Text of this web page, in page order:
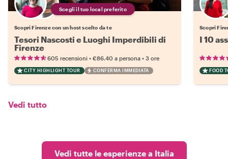
Scegli il tuo local preferito
Scopri Firenze con un host scelto da te
Tesori Nascosti e Luoghi Imperdibili di
Firenze
605 recensioni • €86.40 a persona • 3 ore
CITY HIGHLIGHT TOUR CONFERMA IMMEDIATA
Scopri
I 10
FOOD
Vedi tutto
Vedi tutte le esperienze a Italia